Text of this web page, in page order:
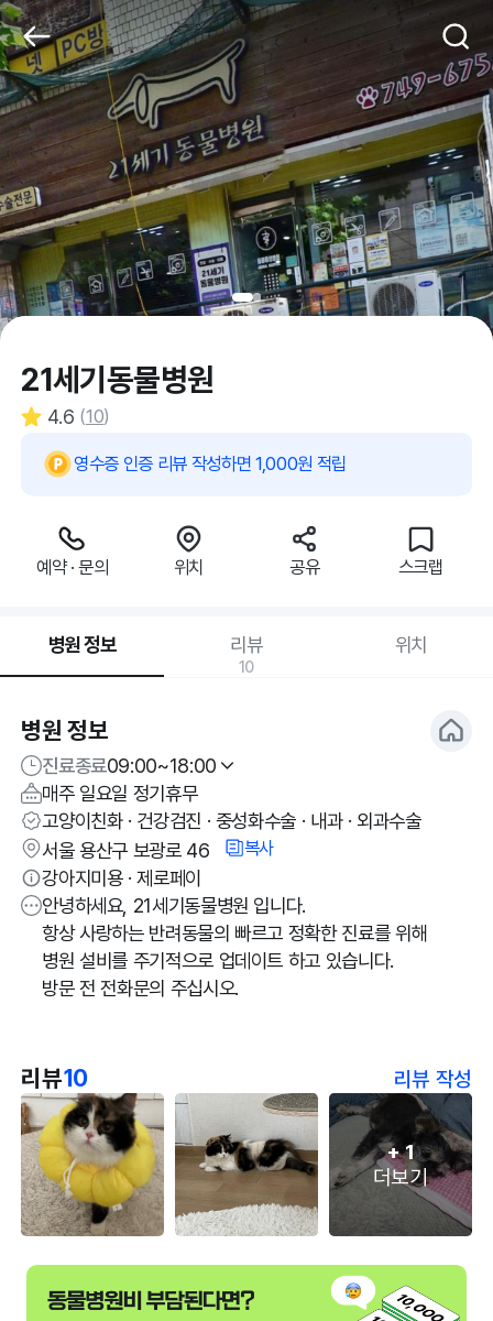
21세기동물병원
4.6 (10)
영수증 인증 리뷰 작성하면 1,000원 적립
예약 · 문의 위치 공유 스크랩
병원 정보 리뷰
10
위치
병원 정보
진료종료09:00~18:00
매주 일요일 정기휴무
고양이친화 · 건강검진 · 중성화수술 · 내과 · 외과수술
서울 용산구 보광로 46
복사
강아지미용 · 제로페이
안녕하세요, 21세기동물병원 입니다.
항상 사랑하는 반려동물의 빠르고 정확한 진료를 위해
병원 설비를 주기적으로 업데이트 하고 있습니다.
방문 전 전화문의 주십시오.
리뷰10 리뷰 작성
+1
더보기